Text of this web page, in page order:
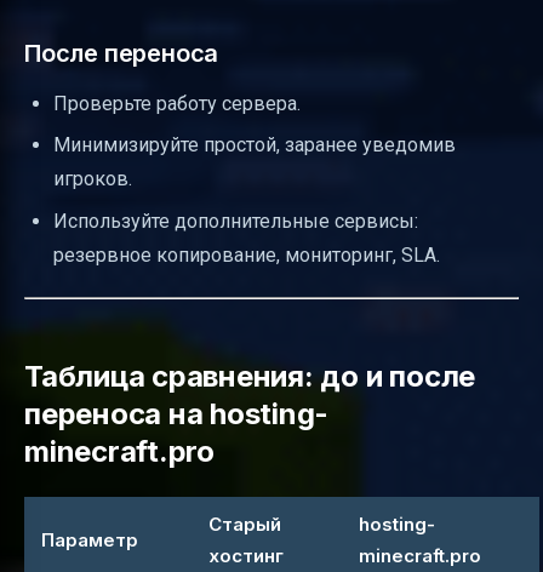
После переноса
Проверьте работу сервера.
Минимизируйте простой, заранее уведомив
игроков.
Используйте дополнительные сервисы:
резервное копирование, мониторинг, SLA.
Таблица сравнения: до и после
переноса на hosting-
minecraft.pro
Параметр
Старый
хостинг
hosting-
minecraft.pro